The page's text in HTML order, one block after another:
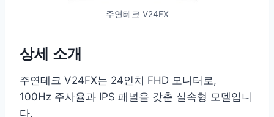
주연테크 V24FX
상세 소개
주연테크 V24FX는 24인치 FHD 모니터로,
100Hz 주사율과 IPS 패널을 갖춘 실속형 모델입니
다.